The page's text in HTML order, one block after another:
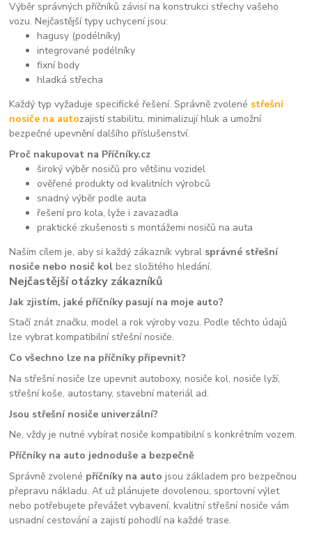
Výběr správných příčníků závisí na konstrukci střechy vašeho
vozu. Nejčastější typy uchycení jsou:
hagusy (podélníky)
integrované podélníky
fixní body
hladká střecha
Každý typ vyžaduje specifické řešení. Správně zvolené střešní
nosiče na autozajistí stabilitu, minimalizují hluk a umožní
bezpečné upevnění dalšího příslušenství.
Proč nakupovat na Příčníky.cz
široký výběr nosičů pro většinu vozidel
ověřené produkty od kvalitních výrobců
snadný výběr podle auta
řešení pro kola, lyže i zavazadla
praktické zkušenosti s montážemi nosičů na auta
Naším cílem je, aby si každý zákazník vybral správné střešní
nosiče nebo nosič kol bez složitého hledání.
Nejčastější otázky zákazníků
Jak zjistím, jaké příčníky pasují na moje auto?
Stačí znát značku, model a rok výroby vozu. Podle těchto údajů
lze vybrat kompatibilní střešní nosiče.
Co všechno lze na příčníky připevnit?
Na střešní nosiče lze upevnit autoboxy, nosiče kol, nosiče lyží,
střešní koše, autostany, stavební materiál ad.
Jsou střešní nosiče univerzální?
Ne, vždy je nutné vybírat nosiče kompatibilní s konkrétním vozem.
Příčníky na auto jednoduše a bezpečně
Správně zvolené příčníky na auto jsou základem pro bezpečnou
přepravu nákladu. Ať už plánujete dovolenou, sportovní výlet
nebo potřebujete převážet vybavení, kvalitní střešní nosiče vám
usnadní cestování a zajistí pohodlí na každé trase.